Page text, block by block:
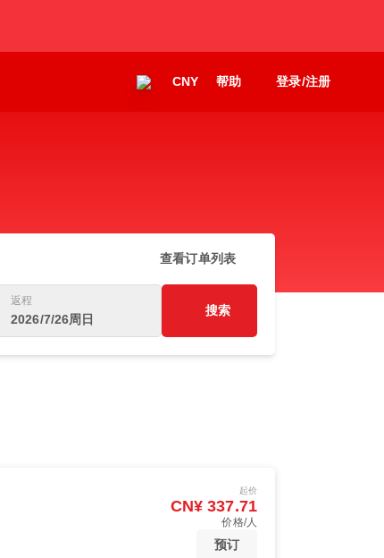
CNY 帮助 登录/注册
查看订单列表
返程
2026/7/26周日
搜索
起价
CN¥ 337.71
价格/人
预订